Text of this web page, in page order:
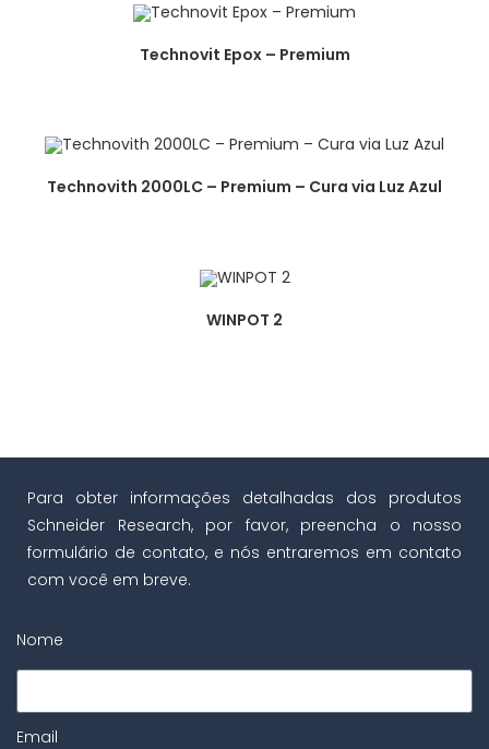
Technovit Epox – Premium
Technovith 2000LC – Premium – Cura via Luz Azul
WINPOT 2
Para obter informações detalhadas dos produtos
Schneider Research, por favor, preencha o nosso
formulário de contato, e nós entraremos em contato
com você em breve.
Nome
Email